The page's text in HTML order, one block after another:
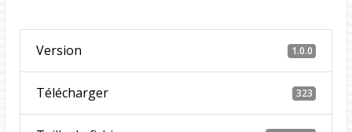
Version 1.0.0
Télécharger 323